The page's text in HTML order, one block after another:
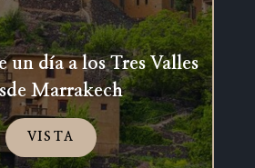
un día a los Tres Valles
Marrakech
VISTA